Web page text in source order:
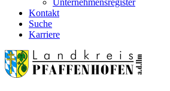
Unternehmensregister
Kontakt
Suche
Karriere